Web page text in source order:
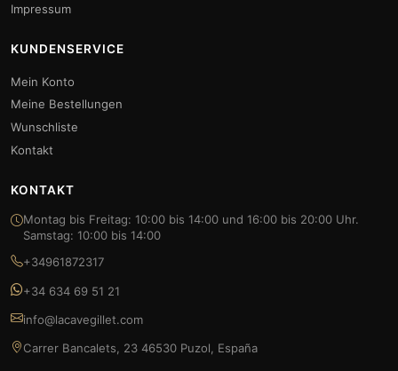
Impressum
KUNDENSERVICE
Mein Konto
Meine Bestellungen
Wunschliste
Kontakt
KONTAKT
Montag bis Freitag: 10:00 bis 14:00 und 16:00 bis 20:00 Uhr.
Samstag: 10:00 bis 14:00
+34961872317
+34 634 69 51 21
info@lacavegillet.com
Carrer Bancalets, 23 46530 Puzol, España